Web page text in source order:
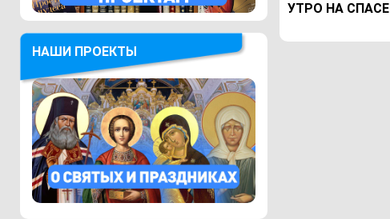
НАШИ ПРОЕКТЫ
УТРО НА СПАСЕ